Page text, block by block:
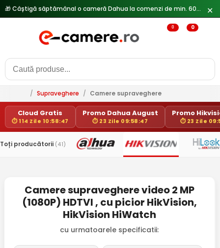
✕
0 0
/ Supraveghere / Camere supraveghere
Cloud Gratis
⏱ 114 Zile 10:58:47
Promo Dahua August
⏱ 23 Zile 09:58:47
Promo
⏱ 23 Zile
Toți producătorii (41)
Camere supraveghere video 2 MP
(1080P) HDTVI , cu picior HikVision,
HikVision HiWatch
cu urmatoarele specificatii: